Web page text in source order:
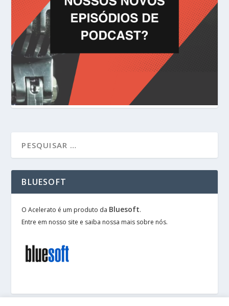
BLUESOFT
O Acelerato é um produto da Bluesoft.
Entre em nosso site e saiba nossa mais sobre nós.